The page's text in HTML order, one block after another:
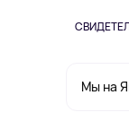
Мы на